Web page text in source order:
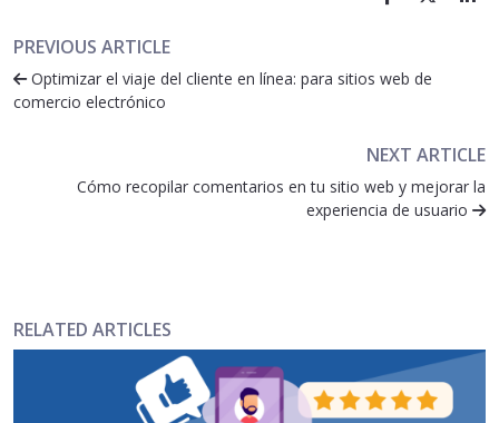
PREVIOUS ARTICLE
Optimizar el viaje del cliente en línea: para sitios web de
comercio electrónico
NEXT ARTICLE
Cómo recopilar comentarios en tu sitio web y mejorar la
experiencia de usuario
RELATED ARTICLES